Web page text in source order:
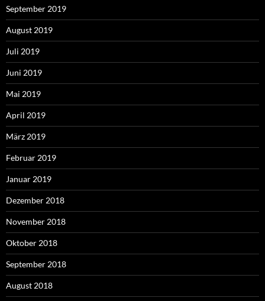
September 2019
August 2019
Juli 2019
Juni 2019
Mai 2019
April 2019
März 2019
Februar 2019
Januar 2019
Dezember 2018
November 2018
Oktober 2018
September 2018
August 2018